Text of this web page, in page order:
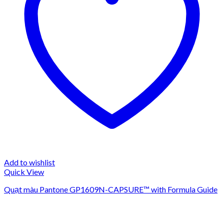
Add to wishlist
Quick View
Quạt màu Pantone GP1609N-CAPSURE™ with Formula Guide